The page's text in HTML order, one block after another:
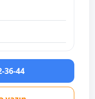
36-44